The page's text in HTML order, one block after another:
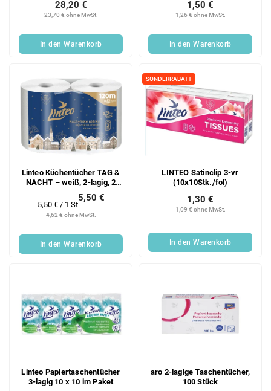
23,70 € ohne MwSt.
28,20 €
In den Warenkorb
1,26 € ohne MwSt.
1,50 €
In den Warenkorb
Linteo Küchentücher TAG &
NACHT – weiß, 2-lagig, 2
4,62 € ohne MwSt.
5,50 €
Verkaufspreis:
5,50 € / 1 St
In den Warenkorb
SONDERRABATT
LINTEO Satinclip 3-vr
(10x10Stk./fol)
1,09 € ohne MwSt.
1,30 €
In den Warenkorb
Linteo Papiertaschentücher
3-lagig 10 x 10 im Paket
aro 2-lagige Taschentücher,
100 Stück